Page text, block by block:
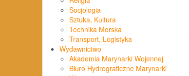
Socjologia
Sztuka, Kultura
Technika Morska
Transport, Logistyka
Wydawnictwo
Akademia Marynarki Wojennej
Biuro Hydrograficzne Marynarki